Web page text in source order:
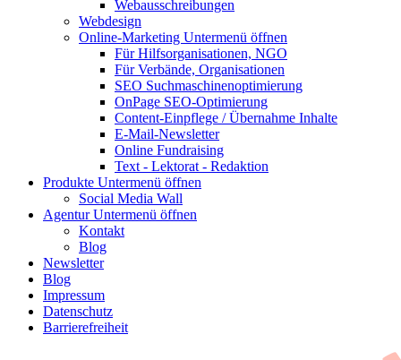
Webausschreibungen
Webdesign
Online-Marketing Untermenü öffnen
Für Hilfsorganisationen, NGO
Für Verbände, Organisationen
SEO Suchmaschinenoptimierung
OnPage SEO-Optimierung
Content-Einpflege / Übernahme Inhalte
E-Mail-Newsletter
Online Fundraising
Text - Lektorat - Redaktion
Produkte Untermenü öffnen
Social Media Wall
AgenturUntermenü öffnen
Kontakt
Blog
Newsletter
Blog
Impressum
Datenschutz
Barrierefreiheit